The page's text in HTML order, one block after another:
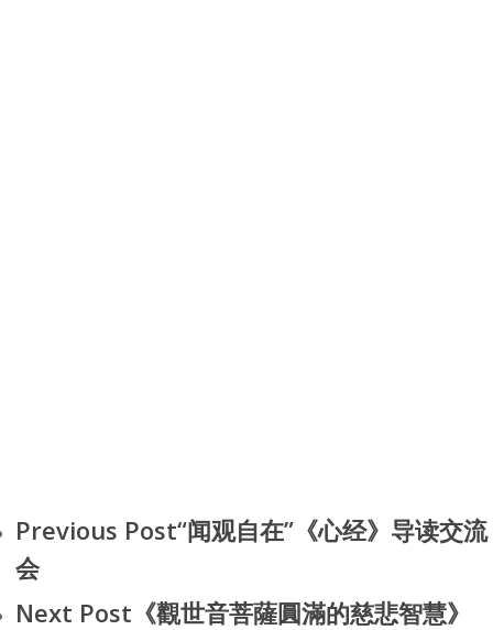
Previous Post“闻观自在”《心经》导读交流
会
Next Post 《觀世音菩薩圓滿的慈悲智慧》